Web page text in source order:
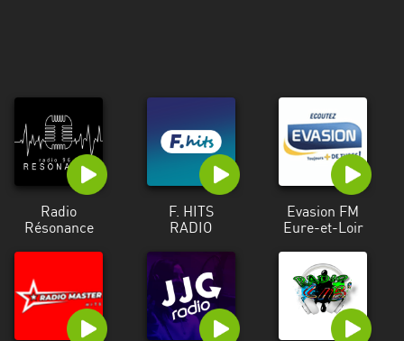
Radio
Résonance
F. HITS
RADIO
Evasion FM
Eure-et-Loir